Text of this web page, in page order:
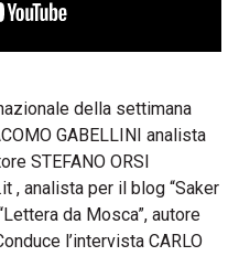
della settimana
GABELLINI analista
STEFANO ORSI
, analista per il blog “Saker
da Mosca”, autore
l’intervista CARLO